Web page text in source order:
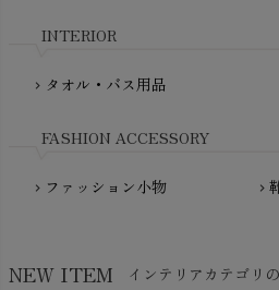
NewNative（ニューネイティブ）
INTERIOR
chevron_right タオル・バス用品
FASHION ACCESSORY
chevron_right ファッション小物 chevron_right
NEW ITEM インテリアカテゴリ